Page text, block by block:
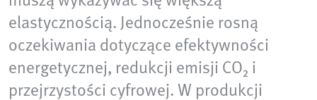
elastycznością. Jednocześnie rosną
oczekiwania dotyczące efektywności
energetycznej, redukcji emisji CO₂ i
przejrzystości cyfrowej. W produkcji